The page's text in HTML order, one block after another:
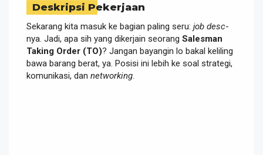
Deskripsi Pekerjaan
Sekarang kita masuk ke bagian paling seru: job desc-
nya. Jadi, apa sih yang dikerjain seorang Salesman
Taking Order (TO)? Jangan bayangin lo bakal keliling
bawa barang berat, ya. Posisi ini lebih ke soal strategi,
komunikasi, dan networking